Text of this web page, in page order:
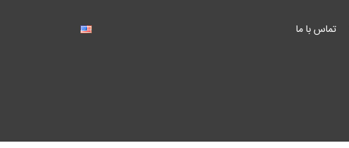
تماس با ما